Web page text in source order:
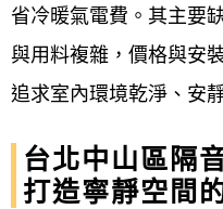
專業：
省冷暖氣電費。其主要
與用料複雜，價格與安
追求室內環境乾淨、安
台北中山區隔
打造寧靜空間